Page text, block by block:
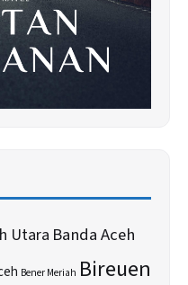
Utara Banda Aceh
Bener Meriah Bireuen